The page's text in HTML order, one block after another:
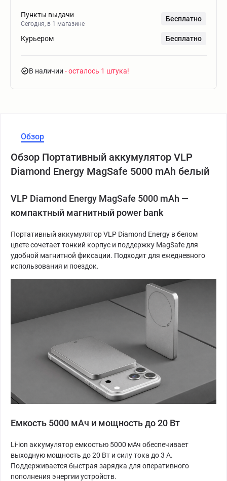
Пункты выдачи
Сегодня, в 1 магазине
Бесплатно
Курьером Бесплатно
В наличии - осталось 1 штука
Обзор
Обзор Портативный аккумулятор VLP
Diamond Energy MagSafe 5000 mAh белый
VLP Diamond Energy MagSafe 5000 mAh —
компактный магнитный power bank
Портативный аккумулятор VLP Diamond Energy в белом
цвете сочетает тонкий корпус и поддержку MagSafe для
удобной магнитной фиксации. Подходит для ежедневного
использования и поездок.
Емкость 5000 мАч и мощность до 20 Вт
Li-ion аккумулятор емкостью 5000 мАч обеспечивает
выходную мощность до 20 Вт и силу тока до 3 А.
Поддерживается быстрая зарядка для оперативного
пополнения энергии устройств.